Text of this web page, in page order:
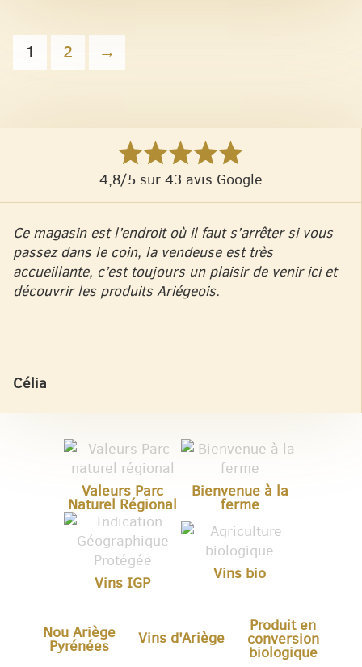
1 2 →
4,8/5 sur 43 avis Google
Ce magasin est l’endroit où il faut s’arrêter si vous
passez dans le coin, la vendeuse est très
accueillante, c’est toujours un plaisir de venir ici et
découvrir les produits Ariégeois.
Célia
Valeurs Parc
Naturel Régional
Bienvenue à la
ferme
Vins IGP Vins bio
Nou Ariège
Pyrénées Vins d'Ariège
Produit en
conversion
biologique